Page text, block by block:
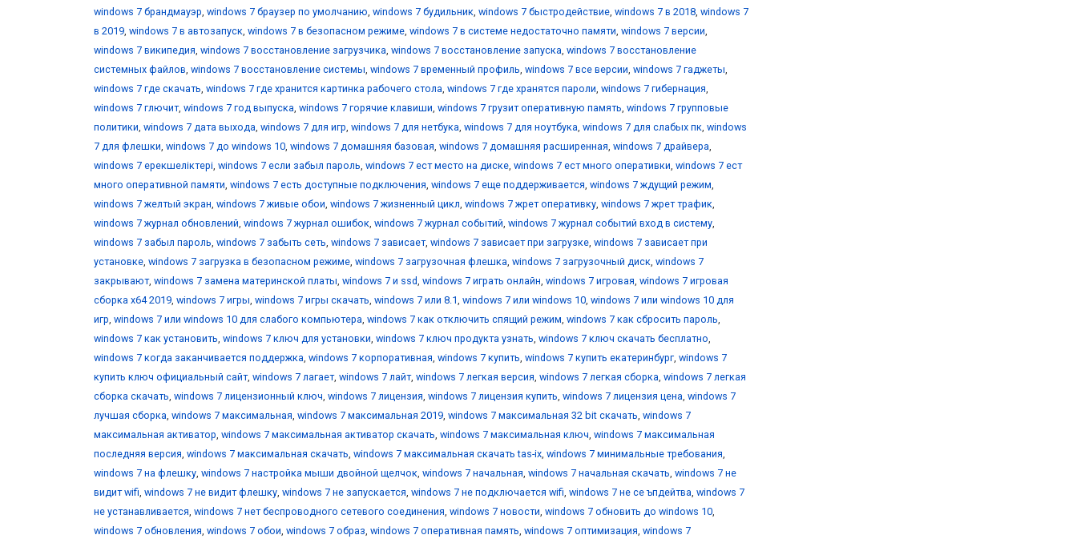
windows 7 брандмауэр, windows 7 браузер по умолчанию, windows 7 будильник, windows 7 быстродействие, windows 7 в 2018, windows 7
в 2019, windows 7 в автозапуск, windows 7 в безопасном режиме, windows 7 в системе недостаточно памяти, windows 7 версии,
windows 7 википедия, windows 7 восстановление загрузчика, windows 7 восстановление запуска, windows 7 восстановление
системных файлов, windows 7 восстановление системы, windows 7 временный профиль, windows 7 все версии, windows 7 гаджеты,
windows 7 где скачать, windows 7 где хранится картинка рабочего стола, windows 7 где хранятся пароли, windows 7 гибернация,
windows 7 глючит, windows 7 год выпуска, windows 7 горячие клавиши, windows 7 грузит оперативную память, windows 7 групповые
политики, windows 7 дата выхода, windows 7 для игр, windows 7 для нетбука, windows 7 для ноутбука, windows 7 для слабых пк, windows
7 для флешки, windows 7 до windows 10, windows 7 домашняя базовая, windows 7 домашняя расширенная, windows 7 драйвера,
windows 7 ерекшеліктері, windows 7 если забыл пароль, windows 7 ест место на диске, windows 7 ест много оперативки, windows 7 ест
много оперативной памяти, windows 7 есть доступные подключения, windows 7 еще поддерживается, windows 7 ждущий режим,
windows 7 желтый экран, windows 7 живые обои, windows 7 жизненный цикл, windows 7 жрет оперативку, windows 7 жрет трафик,
windows 7 журнал обновлений, windows 7 журнал ошибок, windows 7 журнал событий, windows 7 журнал событий вход в систему,
windows 7 забыл пароль, windows 7 забыть сеть, windows 7 зависает, windows 7 зависает при загрузке, windows 7 зависает при
установке, windows 7 загрузка в безопасном режиме, windows 7 загрузочная флешка, windows 7 загрузочный диск, windows 7
закрывают, windows 7 замена материнской платы, windows 7 и ssd, windows 7 играть онлайн, windows 7 игровая, windows 7 игровая
сборка x64 2019, windows 7 игры, windows 7 игры скачать, windows 7 или 8.1, windows 7 или windows 10, windows 7 или windows 10 для
игр, windows 7 или windows 10 для слабого компьютера, windows 7 как отключить спящий режим, windows 7 как сбросить пароль,
windows 7 как установить, windows 7 ключ для установки, windows 7 ключ продукта узнать, windows 7 ключ скачать бесплатно,
windows 7 когда заканчивается поддержка, windows 7 корпоративная, windows 7 купить, windows 7 купить екатеринбург, windows 7
купить ключ официальный сайт, windows 7 лагает, windows 7 лайт, windows 7 легкая версия, windows 7 легкая сборка, windows 7 легкая
сборка скачать, windows 7 лицензионный ключ, windows 7 лицензия, windows 7 лицензия купить, windows 7 лицензия цена, windows 7
лучшая сборка, windows 7 максимальная, windows 7 максимальная 2019, windows 7 максимальная 32 bit скачать, windows 7
максимальная активатор, windows 7 максимальная активатор скачать, windows 7 максимальная ключ, windows 7 максимальная
последняя версия, windows 7 максимальная скачать, windows 7 максимальная скачать tas-ix, windows 7 минимальные требования,
windows 7 на флешку, windows 7 настройка мыши двойной щелчок, windows 7 начальная, windows 7 начальная скачать, windows 7 не
видит wifi, windows 7 не видит флешку, windows 7 не запускается, windows 7 не подключается wifi, windows 7 не се ъпдейтва, windows 7
не устанавливается, windows 7 нет беспроводного сетевого соединения, windows 7 новости, windows 7 обновить до windows 10,
windows 7 обновления, windows 7 обои, windows 7 образ, windows 7 оперативная память, windows 7 оптимизация, windows 7